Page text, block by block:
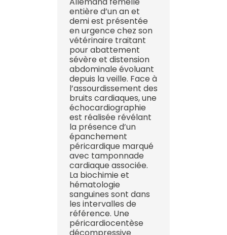
entière d’un an et
demi est présentée
en urgence chez son
vétérinaire traitant
pour abattement
sévère et distension
abdominale évoluant
depuis la veille. Face à
l’assourdissement des
bruits cardiaques, une
échocardiographie
est réalisée révélant
la présence d’un
épanchement
péricardique marqué
avec tamponnade
cardiaque associée.
La biochimie et
hématologie
sanguines sont dans
les intervalles de
référence. Une
péricardiocentèse